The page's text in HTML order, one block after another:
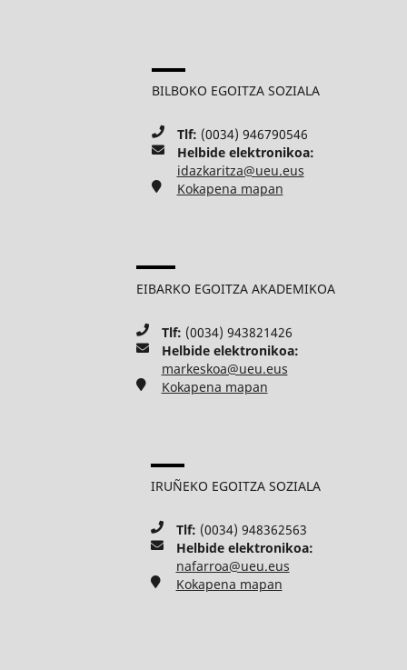
BILBOKO EGOITZA SOZIALA
Tlf: (0034) 946790546
Helbide elektronikoa:
idazkaritza@ueu.eus
Kokapena mapan
EIBARKO EGOITZA AKADEMIKOA
Tlf: (0034) 943821426
Helbide elektronikoa:
markeskoa@ueu.eus
Kokapena mapan
IRUÑEKO EGOITZA SOZIALA
Tlf: (0034) 948362563
Helbide elektronikoa:
nafarroa@ueu.eus
Kokapena mapan